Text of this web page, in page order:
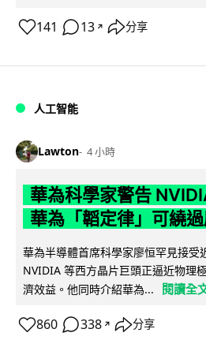
141 13 ↗ 分享
人工智能
Lawton 4 小時
華為科學家警告
華為「韜定律」可繞
華為半導體首席科學家廖恒罕見接受
NVIDIA 等西方晶片巨頭正逼近物理
濟效益。他同時介紹華為...
閱讀全
860 338 ↗ 分享